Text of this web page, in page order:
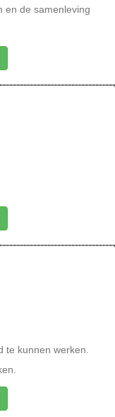
en de samenleving
te kunnen werken.